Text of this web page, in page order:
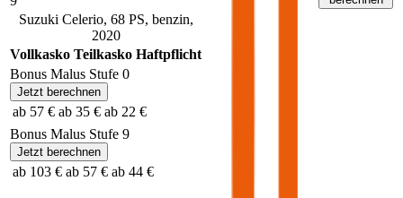
Suzuki Celerio, 68PS, benzin,
2020
Vollkasko Teilkasko Haftpflicht
Bonus Malus Stufe 0
Jetzt berechnen
ab 57 € ab 35 € ab 22 €
Bonus Malus Stufe 9
Jetzt berechnen
ab 103 € ab 57 € ab 44 €